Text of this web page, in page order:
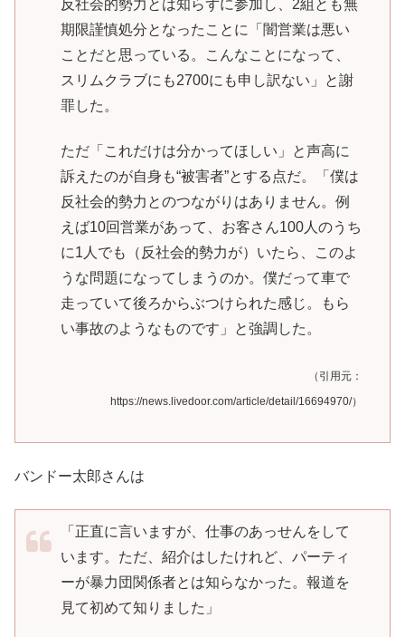
反社会的勢力とは知らずに参加し、2組とも無
期限謹慎処分となったことに「闇営業は悪い
ことだと思っている。こんなことになって、
スリムクラブにも2700にも申し訳ない」と謝
罪した。
ただ「これだけは分かってほしい」と声高に
訴えたのが自身も“被害者”とする点だ。「僕は
反社会的勢力とのつながりはありません。例
えば10回営業があって、お客さん100人のうち
に1人でも（反社会的勢力が）いたら、このよ
うな問題になってしまうのか。僕だって車で
走っていて後ろからぶつけられた感じ。もら
い事故のようなものです」と強調した。
（引用元：
https://news.livedoor.com/article/detail/16694970/）
バンドー太郎さんは
「正直に言いますが、仕事のあっせんをして
います。ただ、紹介はしたけれど、パーティ
ーが暴力団関係者とは知らなかった。報道を
見て初めて知りました」